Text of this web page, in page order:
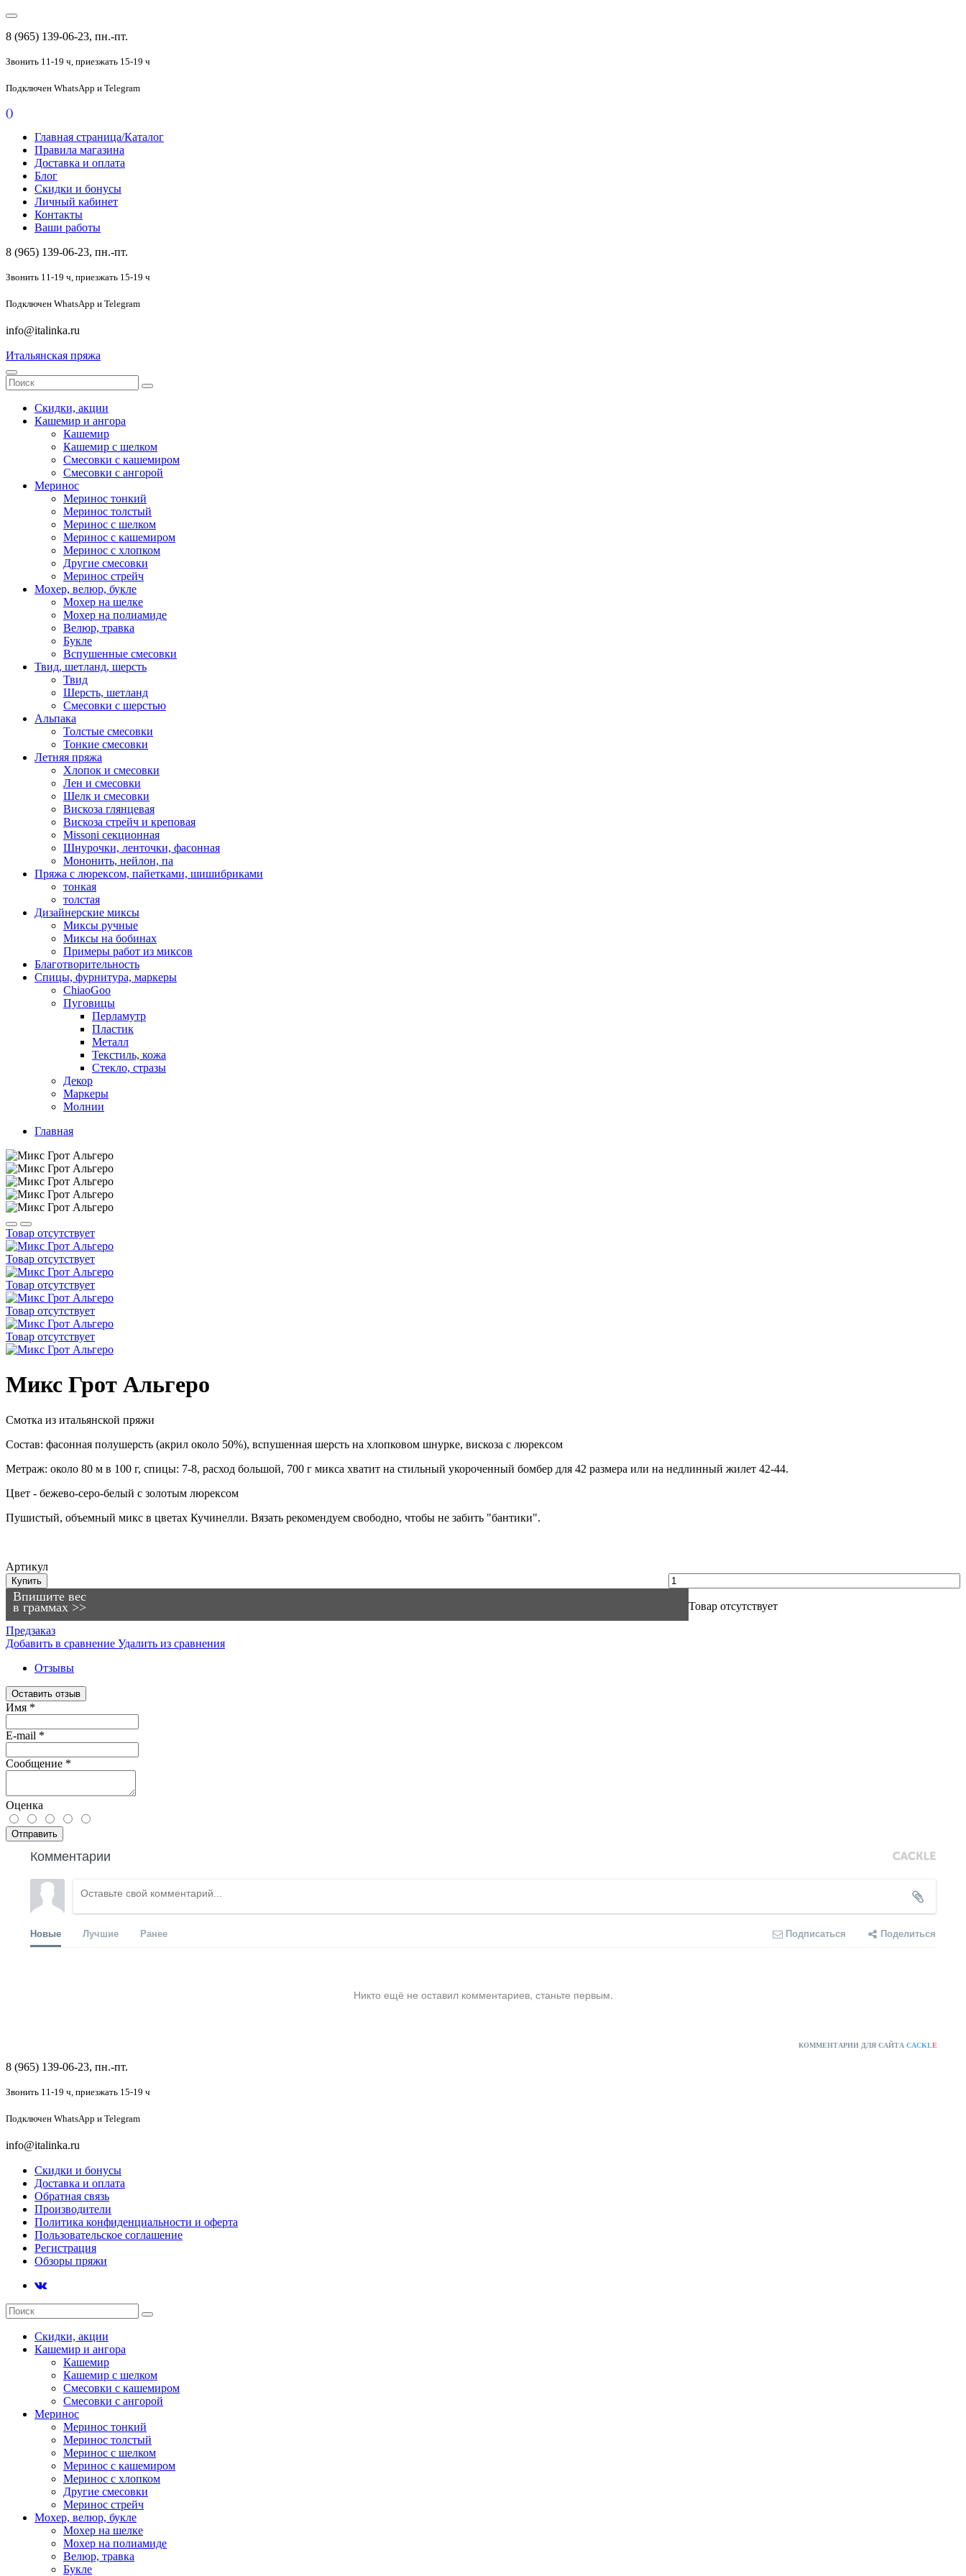
8 (965) 139-06-23, пн.-пт.
Звонить 11-19 ч, приезжать 15-19 ч
Подключен WhatsApp и Telegram
()
Главная страница/Каталог
Правила магазина
Доставка и оплата
Блог
Скидки и бонусы
Личный кабинет
Контакты
Ваши работы
8 (965) 139-06-23, пн.-пт.
Звонить 11-19 ч, приезжать 15-19 ч
Подключен WhatsApp и Telegram
info@italinka.ru
Итальянская пряжа
Скидки, акции
Кашемир и ангора
Кашемир
Кашемир с шелком
Смесовки с кашемиром
Смесовки с ангорой
Меринос
Меринос тонкий
Меринос толстый
Меринос с шелком
Меринос с кашемиром
Меринос с хлопком
Другие смесовки
Меринос стрейч
Мохер, велюр, букле
Мохер на шелке
Мохер на полиамиде
Велюр, травка
Букле
Вспушенные смесовки
Твид, шетланд, шерсть
Твид
Шерсть, шетланд
Смесовки с шерстью
Альпака
Толстые смесовки
Тонкие смесовки
Летняя пряжа
Хлопок и смесовки
Лен и смесовки
Шелк и смесовки
Вискоза глянцевая
Вискоза стрейч и креповая
Missoni секционная
Шнурочки, ленточки, фасонная
Мононить, нейлон, па
Пряжа с люрексом, пайетками, шишибриками
тонкая
толстая
Дизайнерские миксы
Миксы ручные
Миксы на бобинах
Примеры работ из миксов
Благотворительность
Спицы, фурнитура, маркеры
ChiaoGoo
Пуговицы
Перламутр
Пластик
Металл
Текстиль, кожа
Стекло, стразы
Декор
Маркеры
Молнии
Главная
Товар отсутствует
Товар отсутствует
Товар отсутствует
Товар отсутствует
Товар отсутствует
Микс Грот Альгеро
Смотка из итальянской пряжи
Состав: фасонная полушерсть (акрил около 50%), вспушенная шерсть на хлопковом шнурке, вискоза с люрексом
Метраж: около 80 м в 100 г, спицы: 7-8, расход большой, 700 г микса хватит на стильный укороченный бомбер для 42 размера или на недлинный жилет 42-44.
Цвет - бежево-серо-белый с золотым люрексом
Пушистый, объемный микс в цветах Кучинелли. Вязать рекомендуем свободно, чтобы не забить "бантики".
Артикул
Впишите вес
в граммах >>
Купить
Товар отсутствует
Предзаказ
Добавить в сравнение Удалить из сравнения
Отзывы
Оставить отзыв
Имя *
E-mail *
Сообщение *
Оценка
Отправить
Комментарии
Новые Лучшие Ранее Подписаться Поделиться
Никто ещё не оставил комментариев, станьте первым.
КОММЕНТАРИИ ДЛЯ САЙТА CACKLE
8 (965) 139-06-23, пн.-пт.
Звонить 11-19 ч, приезжать 15-19 ч
Подключен WhatsApp и Telegram
info@italinka.ru
Скидки и бонусы
Доставка и оплата
Обратная связь
Производители
Политика конфиденциальности и оферта
Пользовательское соглашение
Регистрация
Обзоры пряжи
Скидки, акции
Кашемир и ангора
Кашемир
Кашемир с шелком
Смесовки с кашемиром
Смесовки с ангорой
Меринос
Меринос тонкий
Меринос толстый
Меринос с шелком
Меринос с кашемиром
Меринос с хлопком
Другие смесовки
Меринос стрейч
Мохер, велюр, букле
Мохер на шелке
Мохер на полиамиде
Велюр, травка
Букле